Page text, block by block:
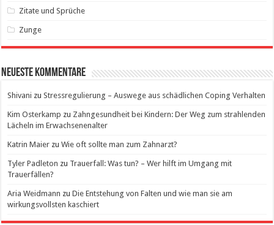
Zitate und Sprüche
Zunge
Neueste Kommentare
Shivani zuStressregulierung – Auswege aus schädlichen Coping Verhalten
Kim Osterkamp zu Zahngesundheit bei Kindern: Der Weg zum strahlenden
Lächeln im Erwachsenenalter
Katrin Maier zuWie oft sollte man zum Zahnarzt?
Tyler Padleton zu Trauerfall: Was tun? – Wer hilft im Umgang mit
Trauerfällen?
Aria Weidmann zuDie Entstehung von Falten und wie man sie am
wirkungsvollsten kaschiert